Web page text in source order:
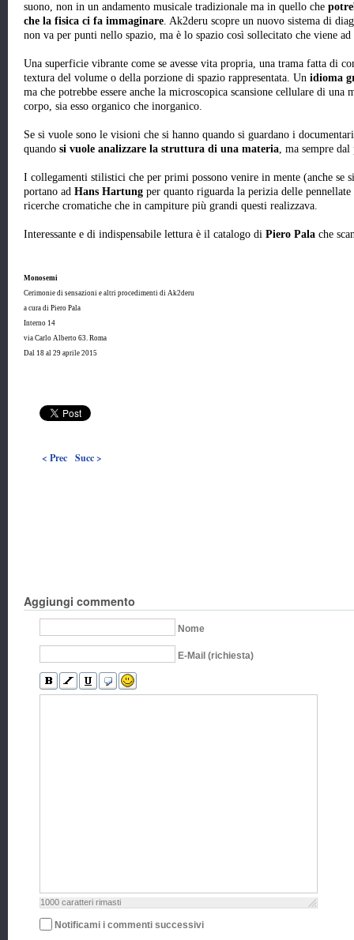
suono, non in un andamento musicale tradizionale ma in quello che
che la fisica ci fa immaginare. Ak2deru scopre un nuovo sistema di
non va per punti nello spazio, ma è lo spazio così sollecitato che viene ad
Una superficie vibrante come se avesse vita propria, una trama fatta di
textura del volume o della porzione di spazio rappresentata. Un idioma
ma che potrebbe essere anche la microscopica scansione cellulare di una
corpo, sia esso organico che inorganico.
Se si vuole sono le visioni che si hanno quando si guardano i
quando si vuole analizzare la struttura di una materia, ma sempre
I collegamenti stilistici che per primi possono venire in mente (anche
portano ad Hans Hartung per quanto riguarda la perizia delle
ricerche cromatiche che in campiture più grandi questi realizzava.
Interessante e di indispensabile lettura è il catalogo di Piero Pala che
Monosemi
Cerimonie di sensazioni e altri procedimenti di Ak2deru
a cura di Piero Pala
Interno 14
via Carlo Alberto 63. Roma
Dal 18 al 29 aprile 2015
< Prec Succ >
Aggiungi commento
Nome
E-Mail (richiesta)
1000 caratteri rimasti
Notificami i commenti successivi